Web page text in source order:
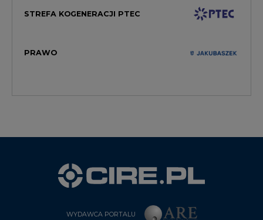
STREFA KOGENERACJI PTEC
PRAWO
WYDAWCA PORTALU